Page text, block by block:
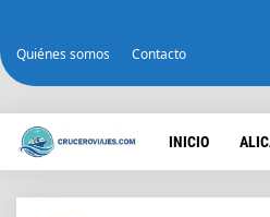
Quiénes somos Contacto
INICIO